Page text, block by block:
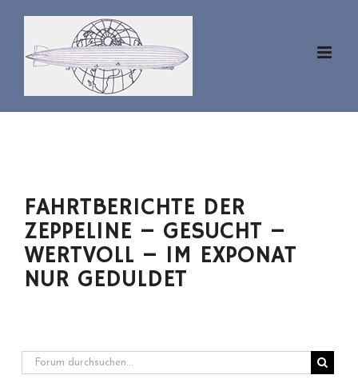
springen
FAHRTBERICHTE DER
ZEPPELINE – GESUCHT –
WERTVOLL – IM EXPONAT
NUR GEDULDET